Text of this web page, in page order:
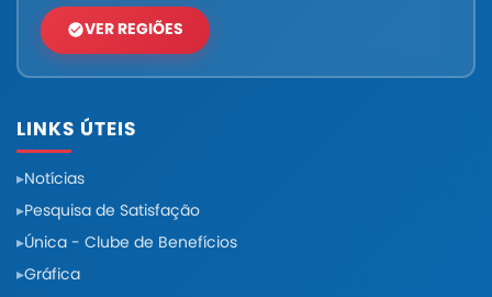
VER REGIÕES
LINKS ÚTEIS
Notícias
Pesquisa de Satisfação
Única - Clube de Benefícios
Gráfica